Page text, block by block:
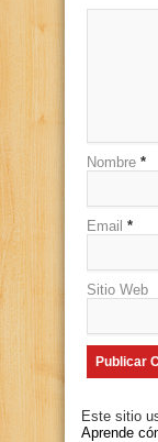
Nombre *
Email *
Sitio Web
Este sitio
Aprende